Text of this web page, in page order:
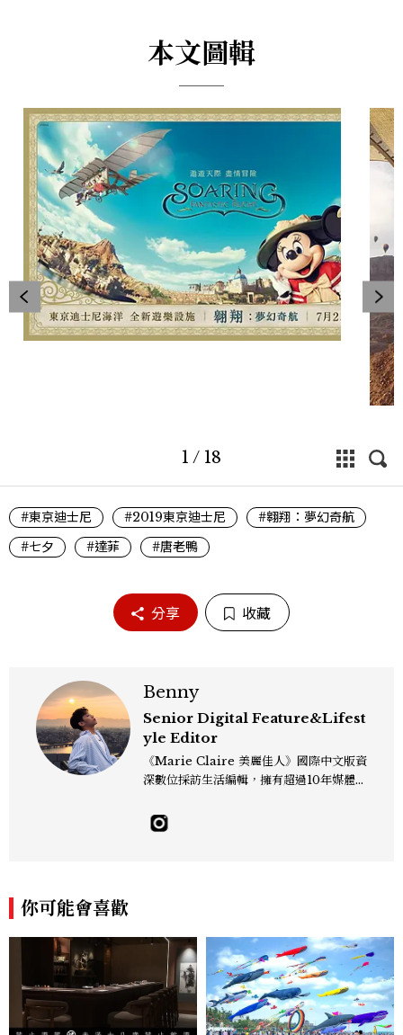
本文圖輯
1 / 18
#東京迪士尼 #2019東京迪士尼
#翱翔：夢幻奇航
#七夕
#達菲 #唐老鴨
分享 收藏
Benny
Senior Digital Feature&Lifest
yle Editor
《Marie Claire 美麗佳人》國際中文版資
深數位採訪生活編輯，擁有超過10年媒體與
飯店、奢華旅宿、旅遊景點、航空等領域，
另涉獵3C家電、居家生活範疇，具備實測
pella、Mandarin Oriental、JOAL
I、Raffles、Banyan Tree、IHG、Ma
rriott等頂級飯店集團。 策劃並執行超過7
0篇深度專題「MC開房間」、260 篇以上
「玩咖懶人包」盤點類文章，致力用專業視
你可能會喜歡